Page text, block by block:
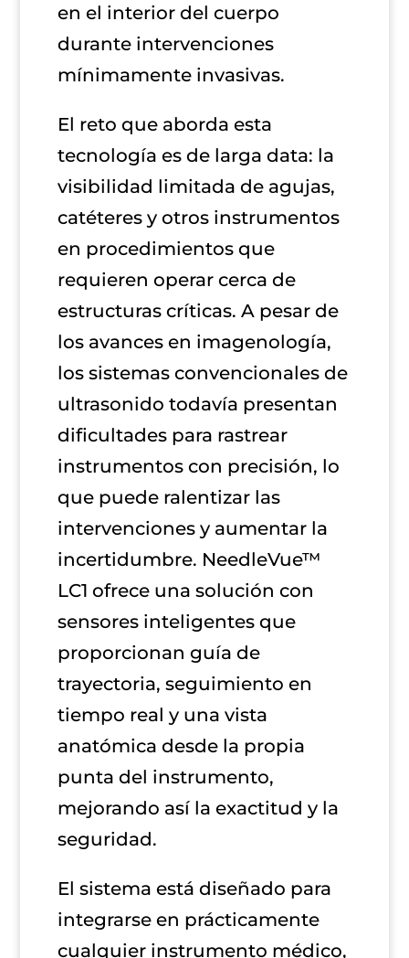
en el interior del cuerpo
durante intervenciones
mínimamente invasivas.
El reto que aborda esta
tecnología es de larga data: la
visibilidad limitada de agujas,
catéteres y otros instrumentos
en procedimientos que
requieren operar cerca de
estructuras críticas. A pesar de
los avances en imagenología,
los sistemas convencionales de
ultrasonido todavía presentan
dificultades para rastrear
instrumentos con precisión, lo
que puede ralentizar las
intervenciones y aumentar la
incertidumbre. NeedleVue™
LC1 ofrece una solución con
sensores inteligentes que
proporcionan guía de
trayectoria, seguimiento en
tiempo real y una vista
anatómica desde la propia
punta del instrumento,
mejorando así la exactitud y la
seguridad.
El sistema está diseñado para
integrarse en prácticamente
cualquier instrumento médico,